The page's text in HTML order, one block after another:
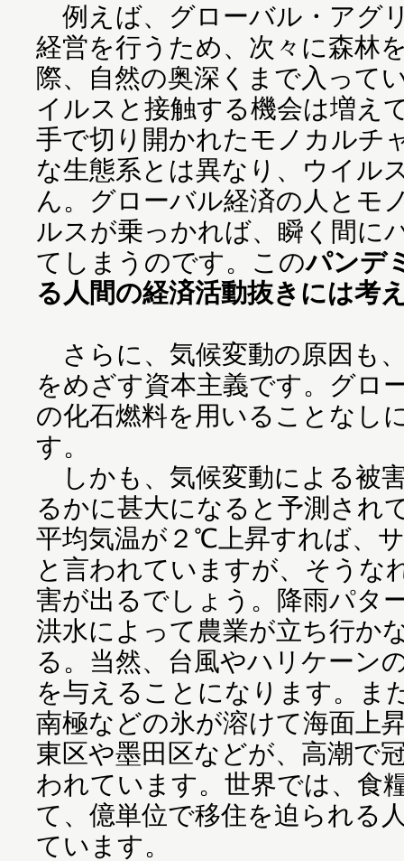
例えば、グローバル・アグ
経営を行うため、次々に森林
際、自然の奥深くまで入って
イルスと接触する機会は増え
手で切り開かれたモノカルチ
な生態系とは異なり、ウイル
ん。グローバル経済の人とモ
ルスが乗っかれば、瞬く間に
てしまうのです。このパンデ
る人間の経済活動抜きには考
さらに、気候変動の原因も
をめざす資本主義です。グロ
の化石燃料を用いることなし
す。
しかも、気候変動による被
るかに甚大になると予測され
平均気温が２℃上昇すれば、
と言われていますが、そうな
害が出るでしょう。降雨パタ
洪水によって農業が立ち行か
る。当然、台風やハリケーン
を与えることになります。ま
南極などの氷が溶けて海面上
東区や墨田区などが、高潮で
われています。世界では、食
て、億単位で移住を迫られる
ています。